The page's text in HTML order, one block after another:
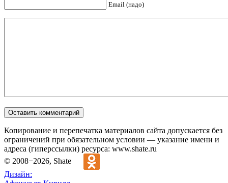
Email (надо)
Копирование и перепечатка материалов сайта допускается без
ограничений при обязательном условии — указание имени и
адреса (гиперссылки) ресурса: www.shate.ru
© 2008−2026, Shate
Дизайн: